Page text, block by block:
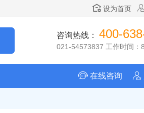
设为首页
咨询热线： 400-
021-54573837 工作时间：
在线咨询